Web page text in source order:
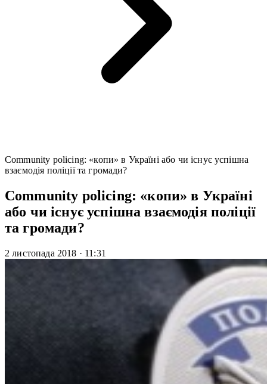
Community policing: «копи» в Україні або чи існує успішна
взаємодія поліції та громади?
Community policing: «копи» в Україні
або чи існує успішна взаємодія поліції
та громади?
2 листопада 2018 · 11:31